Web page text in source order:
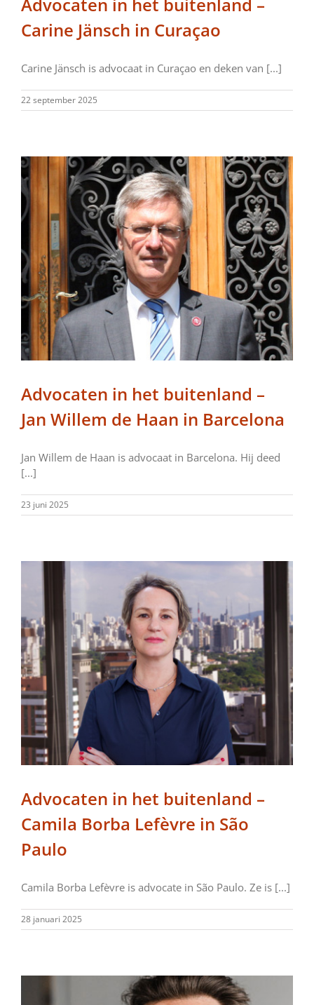
Carine Jänsch in Curaçao
Carine Jänsch is advocaat in Curaçao en deken van [...]
22 september 2025
Advocaten in het buitenland –
Jan Willem de Haan in Barcelona
Jan Willem de Haan is advocaat in Barcelona. Hij deed
[...]
23 juni 2025
Advocaten in het buitenland –
Camila Borba Lefèvre in São
Paulo
Camila Borba Lefèvre is advocate in São Paulo. Ze is [...]
28 januari 2025